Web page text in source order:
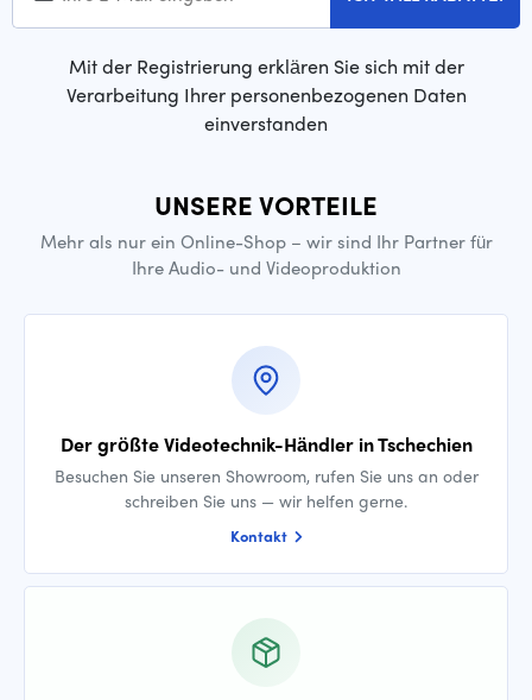
Mit der Registrierung erklären Sie sich mit der
Verarbeitung Ihrer personenbezogenen Daten
einverstanden
UNSERE VORTEILE
Mehr als nur ein Online-Shop – wir sind Ihr Partner für
Ihre Audio- und Videoproduktion
Der größte Videotechnik-Händler in Tschechien
Besuchen Sie unseren Showroom, rufen Sie uns an oder
schreiben Sie uns — wir helfen gerne.
Kontakt